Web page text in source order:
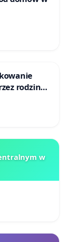
rodzinne
w